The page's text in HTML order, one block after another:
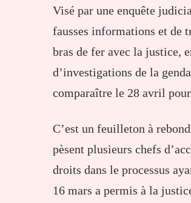
Visé par une enquête
fausses informations et de
bras de fer avec la justice,
d’investigations de la
comparaître le 28 avril
C’est un feuilleton à
pèsent plusieurs chefs
droits dans le processus
16 mars a permis à la